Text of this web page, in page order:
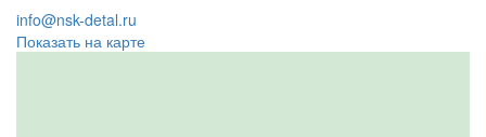
info@nsk-detal.ru
Показать на карте